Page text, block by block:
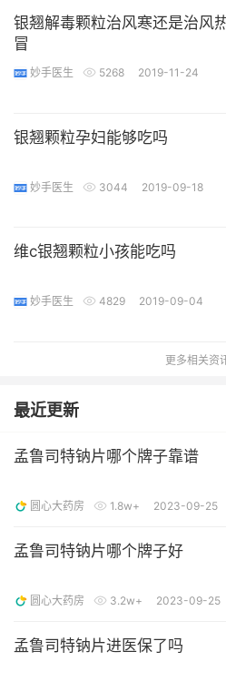
银翘解毒颗粒治风寒还是治风
冒
妙手医生 5268 2019-11-24
银翘颗粒孕妇能够吃吗
妙手医生 3044 2019-09-18
维c银翘颗粒小孩能吃吗
妙手医生 4829 2019-09-04
更多相关资
最近更新
孟鲁司特钠片哪个牌子靠谱
圆心大药房 1.8w+ 2023-09-25
孟鲁司特钠片哪个牌子好
圆心大药房 3.2w+ 2023-09-25
孟鲁司特钠片进医保了吗